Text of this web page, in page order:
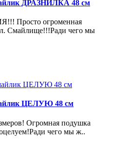
ДРАЗНИЛКА 48 см
Просто огроменная
Смайлище!!!Ради чего мы
ЦЕЛУЮ 48 см
Огромная подушка
чего мы ж..